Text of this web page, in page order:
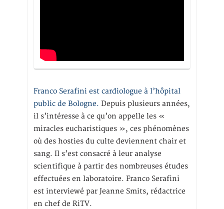
Franco Serafini est cardiologue à l’hôpital
public de Bologne. Depuis plusieurs années,
il s’intéresse à ce qu’on appelle les «
miracles eucharistiques », ces phénomènes
où des hosties du culte deviennent chair et
sang. Il s’est consacré à leur analyse
scientifique à partir des nombreuses études
effectuées en laboratoire. Franco Serafini
est interviewé par Jeanne Smits, rédactrice
en chef de RiTV.